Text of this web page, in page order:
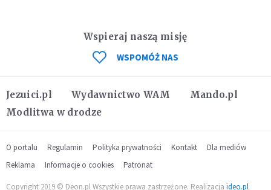
Jezuici.pl Wydawnictwo WAM
Mando.pl
Modlitwa w drodze
Wspieraj naszą misję
WSPOMÓŻ NAS
O portalu Regulamin Polityka prywatności Kontakt
Dla mediów
Reklama
Informacje o cookies Patronat
Copyright 2019 © Deon.pl Wszystkie prawa zastrzeżone. Realizacja ideo.pl